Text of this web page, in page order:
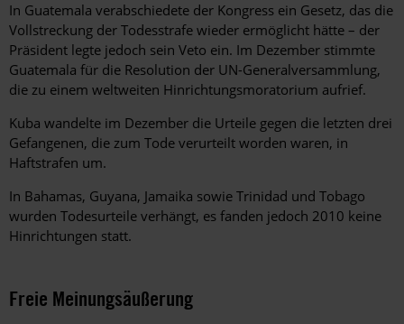
In Guatemala verabschiedete der Kongress ein Gesetz, das die
Vollstreckung der Todesstrafe wieder ermöglicht hätte – der
Präsident legte jedoch sein Veto ein. Im Dezember stimmte
Guatemala für die Resolution der UN-Generalversammlung,
die zu einem weltweiten Hinrichtungsmoratorium aufrief.
Kuba wandelte im Dezember die Urteile gegen die letzten drei
Gefangenen, die zum Tode verurteilt worden waren, in
Haftstrafen um.
In Bahamas, Guyana, Jamaika sowie Trinidad und Tobago
wurden Todesurteile verhängt, es fanden jedoch 2010 keine
Hinrichtungen statt.
Freie Meinungsäußerung